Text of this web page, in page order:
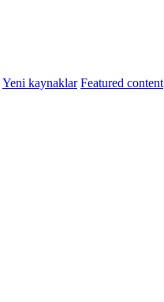
Yeni kaynaklar Featured content